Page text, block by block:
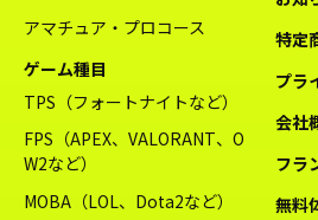
アマチュア・プロコース
ゲーム種目
TPS（フォートナイトなど）
FPS（APEX、VALORANT、O
W2など）
MOBA（LOL、Dota2など）
特定
プラ
会社
フラ
無料